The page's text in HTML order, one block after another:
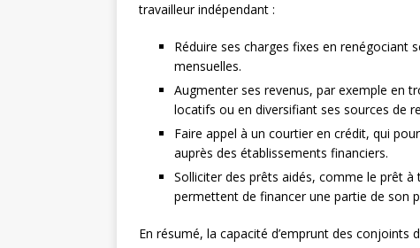
travailleur indépendant :
Réduire ses charges fixes en renégociant
mensuelles.
Augmenter ses revenus, par exemple en
locatifs ou en diversifiant ses sources de
Faire appel à un courtier en crédit, qui
auprès des établissements financiers.
Solliciter des prêts aidés, comme le prêt
permettent de financer une partie de son
En résumé, la capacité d’emprunt des conjoints